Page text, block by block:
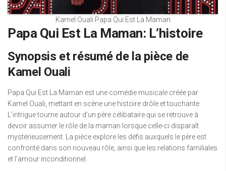
Kamel Ouali Papa Qui Est La Maman
Papa Qui Est La Maman: L’histoire
Synopsis et résumé de la pièce de
Kamel Ouali
Papa Qui Est La Maman est une comédie musicale créée par
Kamel Ouali, mettant en scène une histoire drôle et touchante.
L’intrigue tourne autour d’un père célibataire qui se retrouve à
devoir assumer le rôle de la maman lorsque celle-ci disparaît
mystérieusement. La pièce explore les défis auxquels le père est
confronté dans son nouveau rôle, ainsi que les relations familiales
et l’amour inconditionnel.